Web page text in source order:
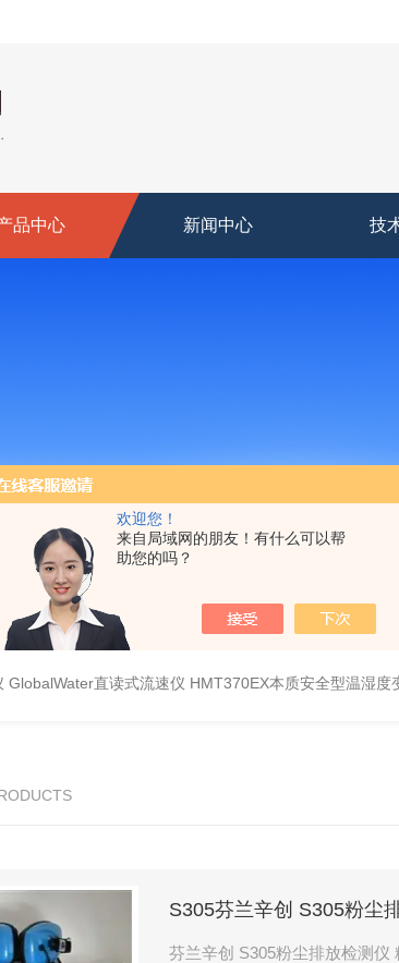
欢迎您！
来自局域网的朋友！有什么可以帮
助您的吗？
品中心 新闻中心 技
GlobalWater直读式流速仪 HMT370EX本质安全型温湿度变送器系列 适用于 0 区和
S305芬兰辛创 S305粉尘
芬兰辛创 S305粉尘排放检测仪